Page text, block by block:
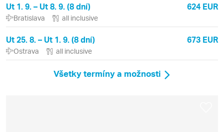
Ut 1. 9. – Ut 8. 9. (8 dní) 624 EUR
Bratislava all inclusive
Ut 25. 8. – Ut 1. 9. (8 dní) 673 EUR
Ostrava all inclusive
Všetky termíny a možnosti